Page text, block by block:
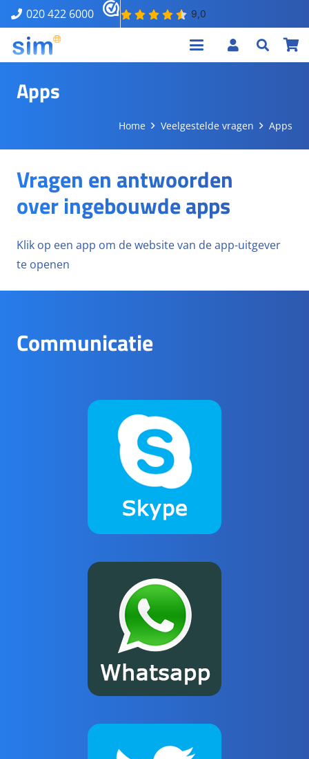
020 422 6000
Apps
Home Veelgestelde vragen Apps
Vragen en antwoorden
over ingebouwde apps
Klik op een app om de website van de app-uitgever
te openen
Communicatie